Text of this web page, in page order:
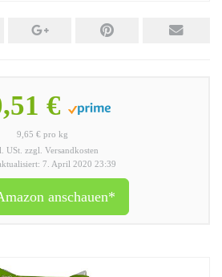
€
9,65 € pro kg
USt. zzgl. Versandkosten
7. April 2020 23:39
anschauen*